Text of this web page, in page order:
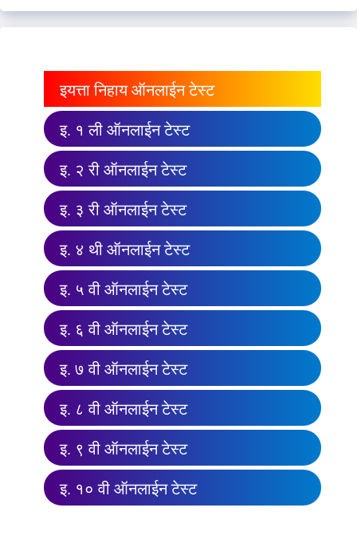
इयत्ता निहाय ऑनलाईन टेस्ट
इ. १ ली ऑनलाईन टेस्ट
इ. २ री ऑनलाईन टेस्ट
इ. ३ री ऑनलाईन टेस्ट
इ. ४ थी ऑनलाईन टेस्ट
इ. ५ वी ऑनलाईन टेस्ट
इ. ६ वी ऑनलाईन टेस्ट
इ. ७ वी ऑनलाईन टेस्ट
इ. ८ वी ऑनलाईन टेस्ट
इ. ९ वी ऑनलाईन टेस्ट
इ. १० वी ऑनलाईन टेस्ट